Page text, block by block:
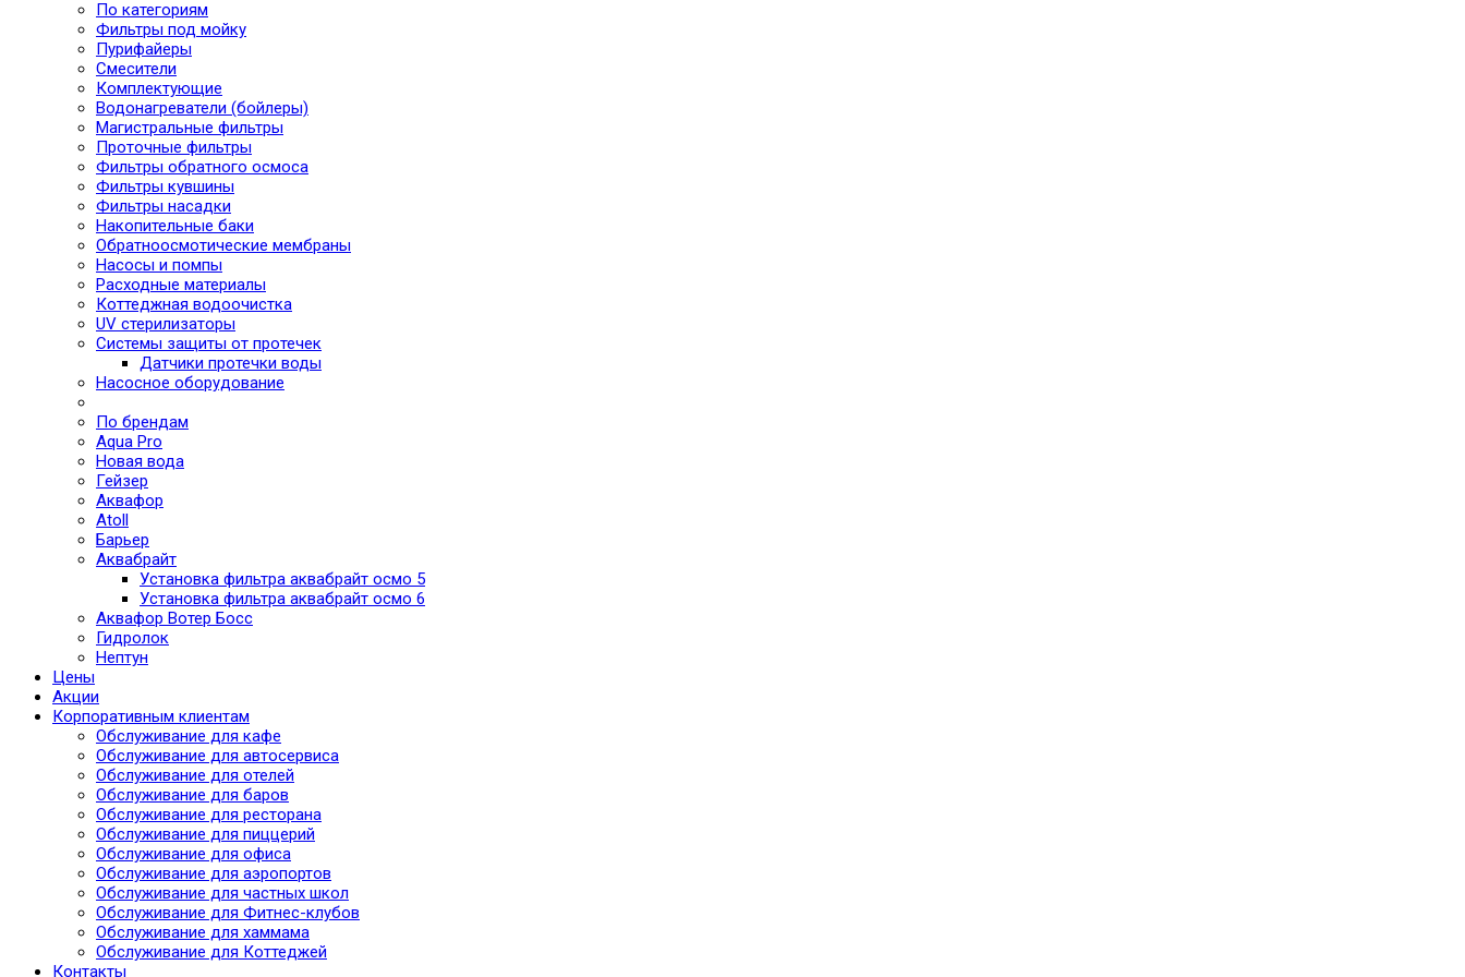
По категориям
Фильтры под мойку
Пурифайеры
Смесители
Комплектующие
Водонагреватели (бойлеры)
Магистральные фильтры
Проточные фильтры
Фильтры обратного осмоса
Фильтры кувшины
Фильтры насадки
Накопительные баки
Обратноосмотические мембраны
Насосы и помпы
Расходные материалы
Коттеджная водоочистка
UV стерилизаторы
Системы защиты от протечек
Датчики протечки воды
Насосное оборудование
По брендам
Aqua Pro
Новая вода
Гейзер
Аквафор
Atoll
Барьер
Аквабрайт
Установка фильтра аквабрайт осмо 5
Установка фильтра аквабрайт осмо 6
Аквафор Вотер Босс
Гидролок
Нептун
Цены
Акции
Корпоративным клиентам
Обслуживание для кафе
Обслуживание для автосервиса
Обслуживание для отелей
Обслуживание для баров
Обслуживание для ресторана
Обслуживание для пиццерий
Обслуживание для офиса
Обслуживание для аэропортов
Обслуживание для частных школ
Обслуживание для Фитнес-клубов
Обслуживание для хаммама
Обслуживание для Коттеджей
Контакты